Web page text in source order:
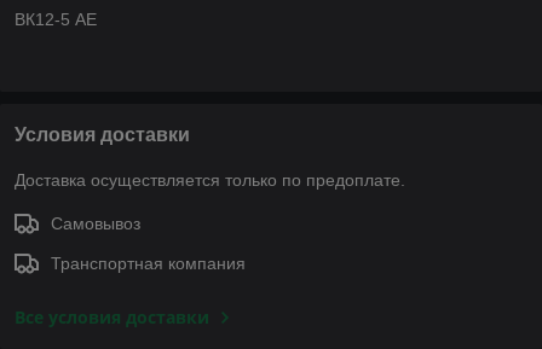
ВК12-5 AE
Условия доставки
Доставка осуществляется только по предоплате.
Самовывоз
Транспортная компания
Все условия доставки